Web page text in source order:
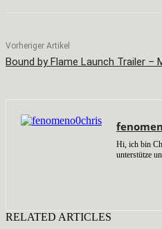
Vorheriger Artikel
Bound by Flame Launch Trailer –
Hi, ich bin
unterstütze
RELATED ARTICLES